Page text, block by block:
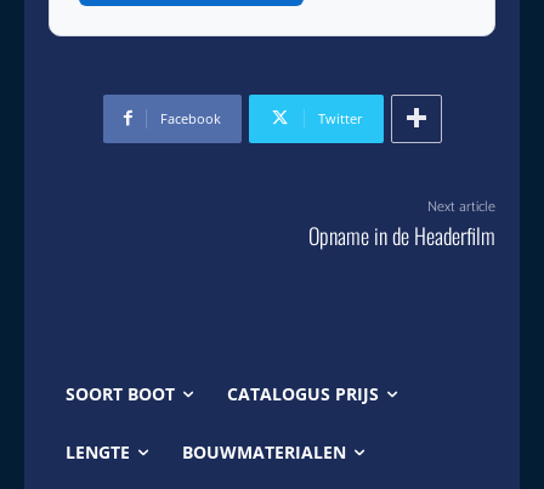
Facebook Twitter
Next article
Opname in de Headerfilm
SOORT BOOT CATALOGUS PRIJS
LENGTE BOUWMATERIALEN